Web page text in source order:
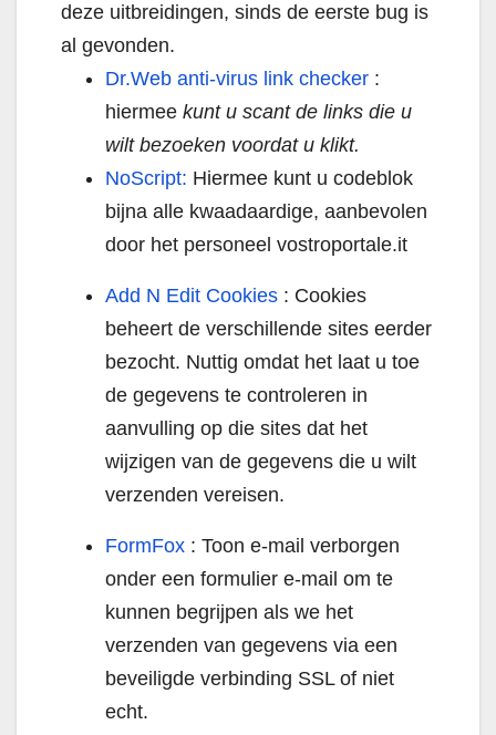
deze uitbreidingen, sinds de eerste bug is
al gevonden.
Dr.Web anti-virus link checker :
hiermee kunt u scant de links die u
wilt bezoeken voordat u klikt.
NoScript: Hiermee kunt u codeblok
bijna alle kwaadaardige, aanbevolen
door het personeel vostroportale.it
Add N Edit Cookies : Cookies
beheert de verschillende sites eerder
bezocht. Nuttig omdat het laat u toe
de gegevens te controleren in
aanvulling op die sites dat het
wijzigen van de gegevens die u wilt
verzenden vereisen.
FormFox : Toon e-mail verborgen
onder een formulier e-mail om te
kunnen begrijpen als we het
verzenden van gegevens via een
beveiligde verbinding SSL of niet
echt.